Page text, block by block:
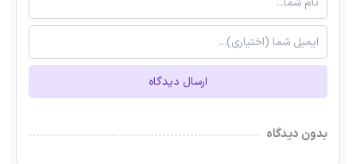
ارسال دیدگاه
بدون دیدگاه